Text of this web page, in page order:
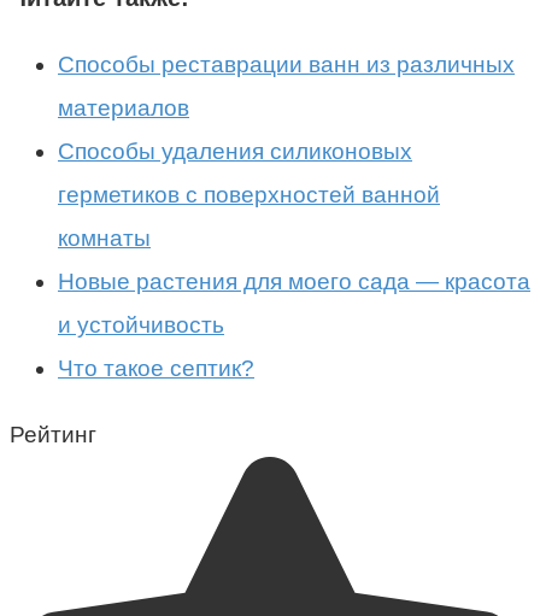
Способы реставрации ванн из различных
материалов
Способы удаления силиконовых
герметиков с поверхностей ванной
комнаты
Новые растения для моего сада — красота
и устойчивость
Что такое септик?
Рейтинг